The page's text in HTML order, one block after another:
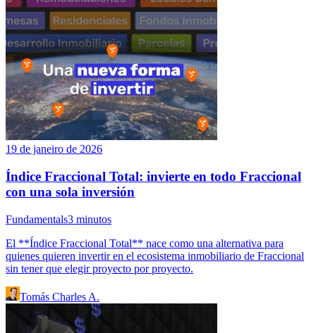
19 de janeiro de 2026
Índice Fraccional Total: invierte en todo Fraccional
con una sola inversión
Fundamentals3 minutos
El **Índice Fraccional Total** nace como una alternativa para
quienes quieren invertir en el ecosistema inmobiliario de Fraccional
sin tener que elegir proyecto por proyecto.
Tomás Charles A.